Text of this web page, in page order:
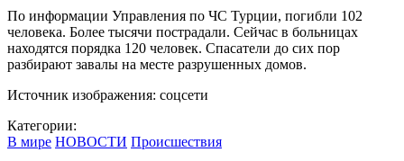
По информации Управления по ЧС Турции, погибли 102
человека. Более тысячи пострадали. Сейчас в больницах
находятся порядка 120 человек. Спасатели до сих пор
разбирают завалы на месте разрушенных домов.
Источник изображения: соцсети
Категории:
В мире НОВОСТИ Происшествия